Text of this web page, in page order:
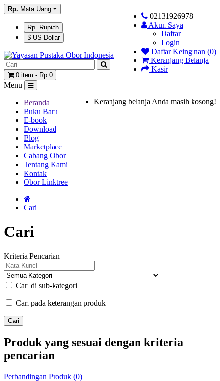
Rp. Mata Uang
Rp. Rupiah
$ US Dollar
02131926978
Akun Saya
Daftar
Login
Daftar Keinginan (0)
Keranjang Belanja
Kasir
0 item - Rp.0
Keranjang belanja Anda masih kosong!
Menu
Beranda
Buku Baru
E-book
Download
Blog
Marketplace
Cabang Obor
Tentang Kami
Kontak
Obor Linktree
Cari
Cari
Kriteria Pencarian
Cari di sub-kategori
Cari pada keterangan produk
Produk yang sesuai dengan kriteria
pencarian
Perbandingan Produk (0)